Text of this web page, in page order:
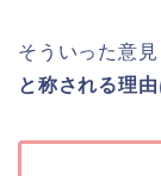
そういった意見
と称される理由